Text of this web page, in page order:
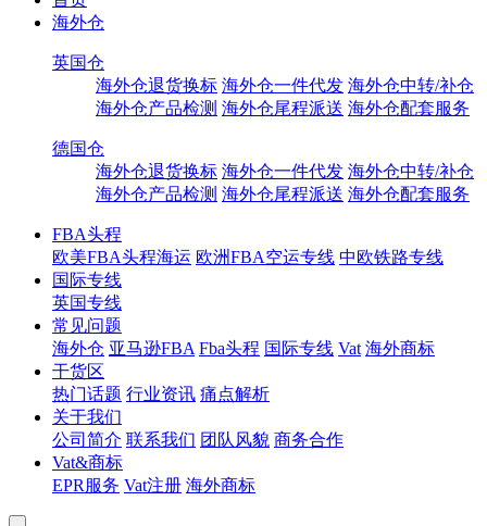
海外仓
英国仓
海外仓退货换标 海外仓一件代发 海外仓中转/补仓
海外仓产品检测 海外仓尾程派送 海外仓配套服务
德国仓
海外仓退货换标 海外仓一件代发 海外仓中转/补仓
海外仓产品检测 海外仓尾程派送 海外仓配套服务
FBA头程
欧美FBA头程海运 欧洲FBA空运专线 中欧铁路专线
国际专线
英国专线
常见问题
海外仓 亚马逊FBA Fba头程 国际专线 Vat 海外商标
干货区
热门话题 行业资讯 痛点解析
关于我们
公司简介 联系我们 团队风貌 商务合作
Vat&商标
EPR服务 Vat注册 海外商标